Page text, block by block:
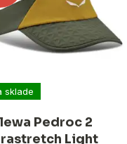
sklade
Pedroc 2
Light